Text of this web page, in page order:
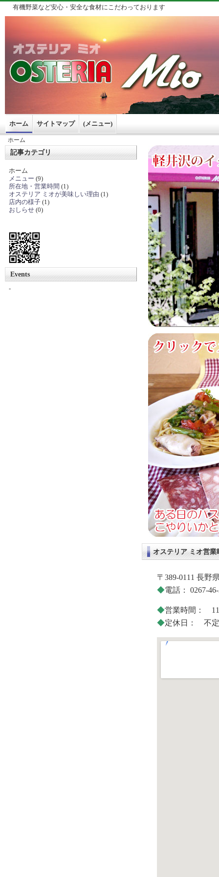
有機野菜など安心・安全な食材にこだわっております
ホーム サイトマップ (メニュー)
ホーム
記事カテゴリ
ホーム
メニュー (9)
所在地・営業時間 (1)
オステリア ミオが美味しい理由 (1)
店内の様子 (1)
おしらせ (0)
Events
-
オステリア ミオ営業
〒389-0111 長野
◆電話： 0267-
◆営業時間：
◆定休日： 不